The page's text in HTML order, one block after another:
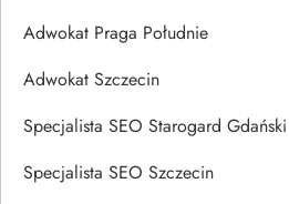
Adwokat Praga Południe
Adwokat Szczecin
Specjalista SEO Starogard Gdański
Specjalista SEO Szczecin